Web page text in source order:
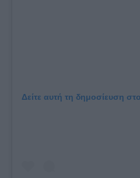
Δείτε αυτή τη δημοσίευση